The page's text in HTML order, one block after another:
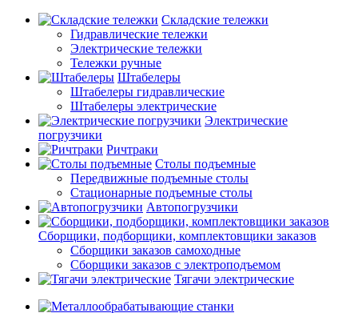
Складские тележки
Гидравлические тележки
Электрические тележки
Тележки ручные
Штабелеры
Штабелеры гидравлические
Штабелеры электрические
Электрические
погрузчики
Ричтраки
Столы подъемные
Передвижные подъемные столы
Стационарные подъемные столы
Автопогрузчики
Сборщики, подборщики, комплектовщики заказов
Сборщики заказов самоходные
Сборщики заказов с электроподъемом
Тягачи электрические